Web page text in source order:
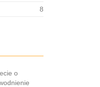
8
o